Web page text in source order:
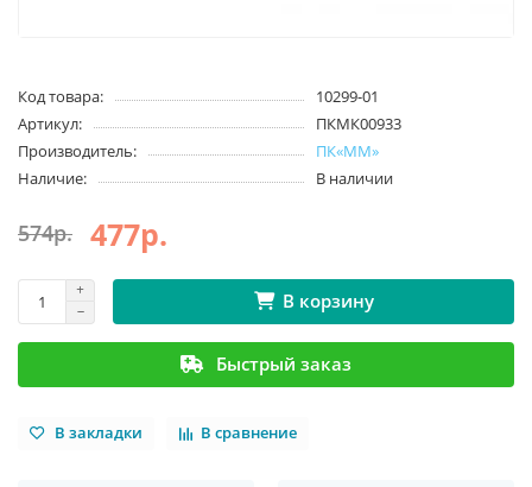
Код товара:
10299-01
Артикул:
ПКМК00933
Производитель:
ПК«ММ»
Наличие:
В наличии
574р. 477р.
В корзину
Быстрый заказ
В закладки В сравнение